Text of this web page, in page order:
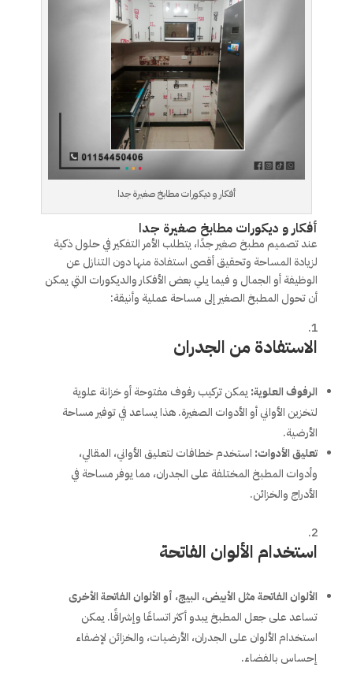
أفكار و ديكورات مطابخ صغيرة جدا
أفكار و ديكورات مطابخ صغيرة جدا
عند تصميم مطبخ صغير جدًا، يتطلب الأمر التفكير في حلول ذكية
لزيادة المساحة وتحقيق أقصى استفادة منها دون التنازل عن
الوظيفة أو الجمال و فيما يلي بعض الأفكار والديكورات التي يمكن
أن تحول المطبخ الصغير إلى مساحة عملية وأنيقة:
الاستفادة من الجدران
الرفوف العلوية: يمكن تركيب رفوف مفتوحة أو خزانة علوية
لتخزين الأواني أو الأدوات الصغيرة. هذا يساعد في توفير مساحة
الأرضية.
تعليق الأدوات: استخدم خطافات لتعليق الأواني، المقالي،
وأدوات المطبخ المختلفة على الجدران، مما يوفر مساحة في
الأدراج والخزائن.
استخدام الألوان الفاتحة
الألوان الفاتحة مثل الأبيض، البيج، أو الألوان الفاتحة الأخرى
تساعد على جعل المطبخ يبدو أكثر اتساعًا وإشراقًا. يمكن
استخدام الألوان على الجدران، الأرضيات، والخزائن لإضفاء
إحساس بالفضاء.